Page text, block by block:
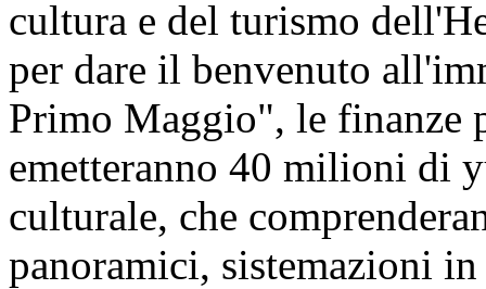
cultura e del turismo
per dare il benvenuto
Primo Maggio", le finanze
emetteranno 40 milioni di
culturale, che
panoramici, sistemazioni